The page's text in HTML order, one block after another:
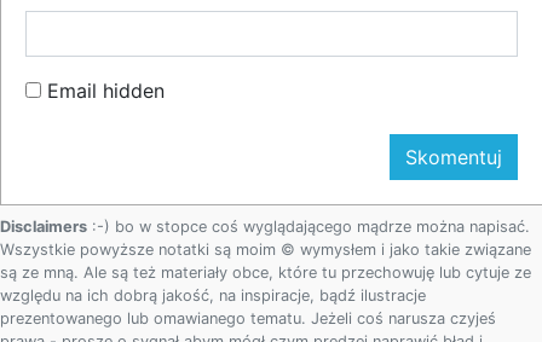
Email hidden
Disclaimers :-) bo w stopce coś wyglądającego mądrze można napisać.
Wszystkie powyższe notatki są moim © wymysłem i jako takie związane
są ze mną. Ale są też materiały obce, które tu przechowuję lub cytuje ze
względu na ich dobrą jakość, na inspiracje, bądź ilustracje
prezentowanego lub omawianego tematu. Jeżeli coś narusza czyjeś